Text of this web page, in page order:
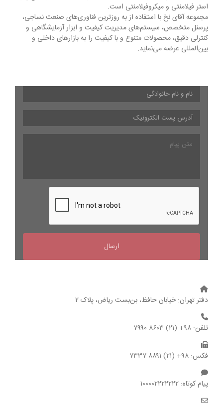
استر فیلامنتی و میکروفیلامنتی است.
مجموعه آقای نخ با استفاده از به روزترین فناوری‌های صنعت نساجی،
پرسنل متخصص، سیستم‌های مدیریت کیفیت و ابزار آزمایشگاهی و
کنترلی دقیق، محصولات متنوع و با کیفیت را به بازارهای داخلی و
بین‌المللی عرضه می‌نماید.
نام
نام
خانوادگی * آدرس
پست
الکترونیک * متن
پیام
دفتر تهران: خیابان حافظ، بن‌بست ریاض، پلاک ۲
تلفن: ۹۸+ (۲۱) ۸۶۰۳ ۷۹۹۰
فکس: ۹۸+ (۲۱) ۸۸۹۱ ۷۳۳۷
پیام کوتاه: ۱۰۰۰۰۲۲۲۲۲۲۲